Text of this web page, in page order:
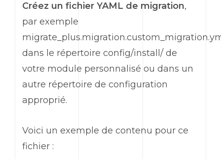
Créez un fichier YAML de migration,
par exemple
dans le répertoire config/install/ de
votre module personnalisé ou dans un
autre répertoire de configuration
approprié.
Voici un exemple de contenu pour ce
fichier :